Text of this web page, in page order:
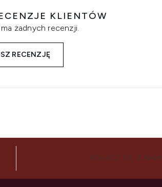
KLIENTÓW
żadnych recenzji.
RECENZJĘ
POŁĄCZ SIĘ Z NAMI